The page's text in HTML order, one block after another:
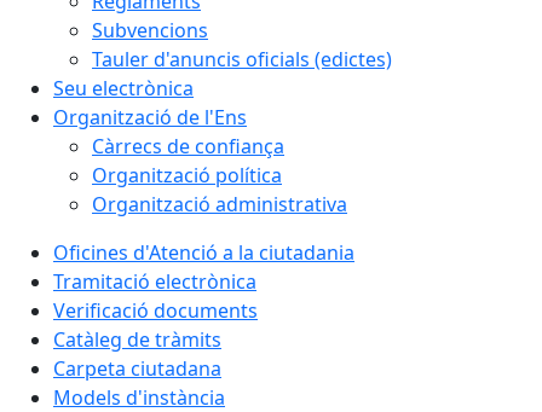
Subvencions
Tauler d'anuncis oficials (edictes)
Seu electrònica
Organització de l'Ens
Càrrecs de confiança
Organització política
Organització administrativa
Oficines d'Atenció a la ciutadania
Tramitació electrònica
Verificació documents
Catàleg de tràmits
Carpeta ciutadana
Models d'instància